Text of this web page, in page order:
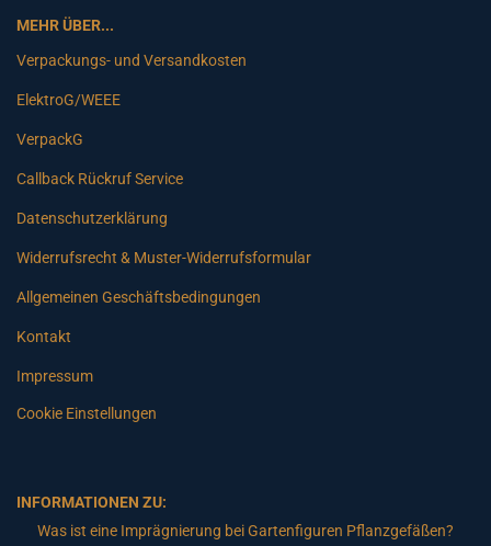
MEHR ÜBER...
Verpackungs- und Versandkosten
ElektroG/WEEE
VerpackG
Callback Rückruf Service
Datenschutzerklärung
Widerrufsrecht & Muster-Widerrufsformular
Allgemeinen Geschäftsbedingungen
Kontakt
Impressum
Cookie Einstellungen
INFORMATIONEN ZU:
Was ist eine Imprägnierung bei Gartenfiguren Pflanzgefäßen?